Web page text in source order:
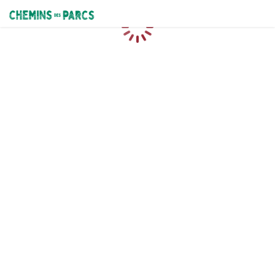
Chemins des Parcs
Loading